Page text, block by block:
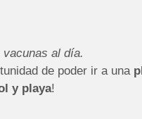
al día.
de poder ir a una
y playa!